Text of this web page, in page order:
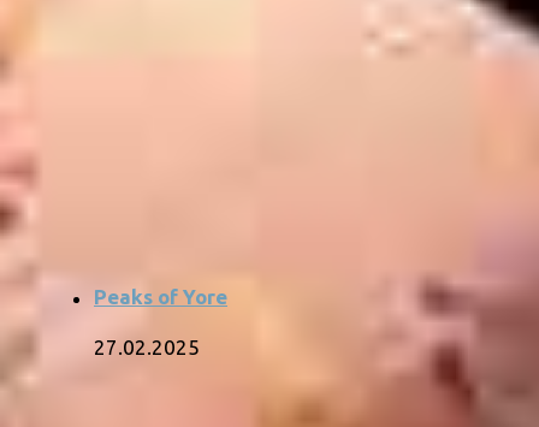
Peaks of Yore
27.02.2025